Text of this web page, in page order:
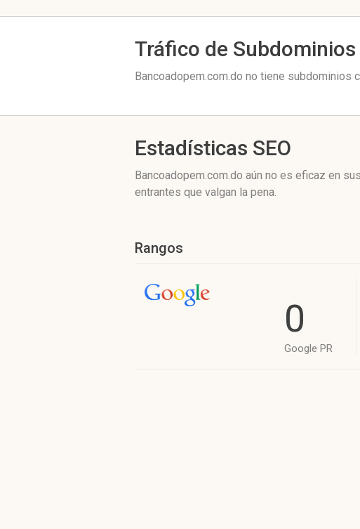
Tráfico de Subdominios
Bancoadopem.com.do no tiene subdominios
Estadísticas SEO
Bancoadopem.com.do aún no es eficaz en
entrantes que valgan la pena.
Rangos
0
Google PR